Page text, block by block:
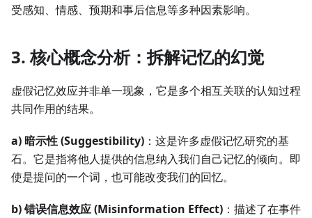
受感知、情感、预期和事后信息等多种因素影响。
3. 核心概念分析：拆解记忆的幻觉
虚假记忆效应并非单一现象，它是多个相互关联的认知过程
共同作用的结果。
a) 暗示性 (Suggestibility) ：这是许多虚假记忆研究的基
石。它是指将他人提供的信息纳入我们自己记忆的倾向。即
使是提问的一个词，也可能改变我们的回忆。
b) 错误信息效应 (Misinformation Effect) ：描述了在事件